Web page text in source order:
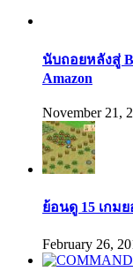
นับถอยหลังสู่
Amazon
November 21,
ย้อนดู 15 เกม
February 26,